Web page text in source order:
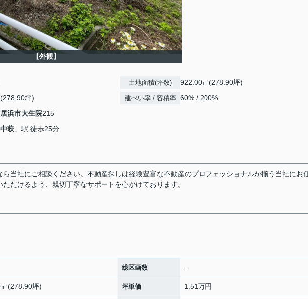
【外観】
坪)
浜市大生院215
中萩 」駅 徒歩25分
土地面積(坪数) 922.00㎡(278.90坪)
建ぺい率 / 容積率 60% / 200%
ら当社にご相談ください。不動産探しは経験豊富な不動産のプロフェッショナルが揃う当社にお
だけるよう、親切丁寧なサポートを心がけております。
総区画数 -
(278.90坪) 坪単価 1.51万円